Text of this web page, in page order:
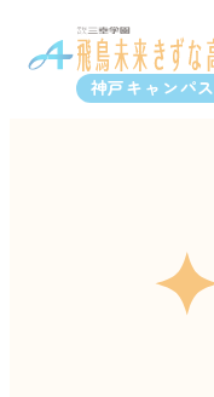
神戸キャンパス